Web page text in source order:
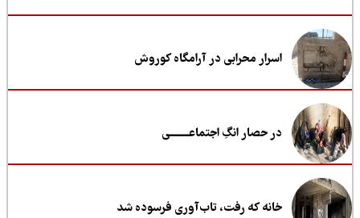
اسرار محرابی در آرامگاه کوروش
در حصار انگِ اجتماعــــــــی
خانه که رفت، تاب‌آوری فرسوده شد